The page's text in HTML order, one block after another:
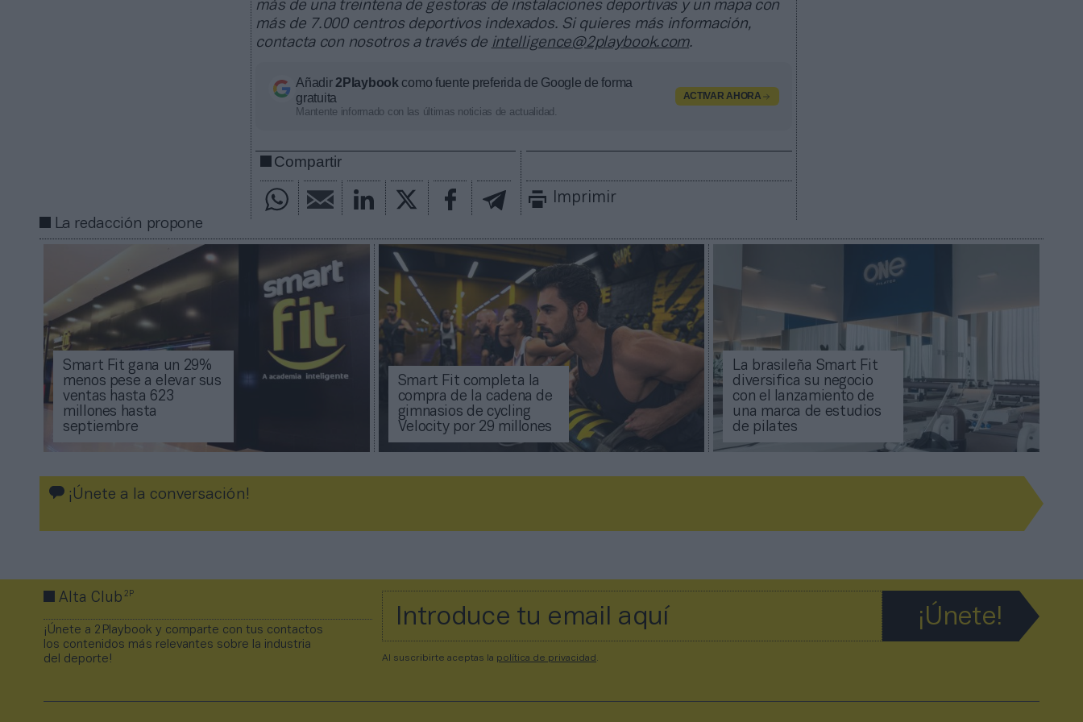
más de una treintena de gestoras de instalaciones deportivas y un mapa con
más de 7.000 centros deportivos indexados. Si quieres más información,
contacta con nosotros a través de intelligence@2playbook.com.
Añadir2Playbook como fuente preferida de Google de forma
gratuita
Mantente informado con las últimas noticias de actualidad.
ACTIVAR AHORA
Compartir
Imprimir
La redacción propone
Smart Fit gana un 29%
menos pese a elevar sus
ventas hasta 623
millones hasta
septiembre
Smart Fit completa la
compra de la cadena de
gimnasios de cycling
Velocity por 29 millones
La brasileña Smart Fit
diversifica su negocio
con el lanzamiento de
una marca de estudios
de pilates
¡Únete a la conversación!
Alta Club2P
¡Únete a 2Playbook y comparte con tus contactos
los contenidos más relevantes sobre la industria
del deporte!
Al suscribirte aceptas la política de privacidad